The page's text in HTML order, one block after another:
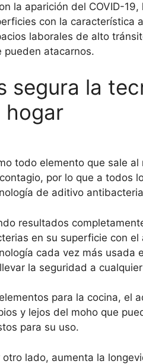
la aparición del COVID-
con la característica
laborales de alto
pueden atacarnos.
segura la
hogar
todo elemento que sale
por lo que a todos
de aditivo
resultados
en su superficie con
cada vez más usada
la seguridad a
para la cocina, el
y lejos del moho que
para su uso.
otro lado, aumenta la